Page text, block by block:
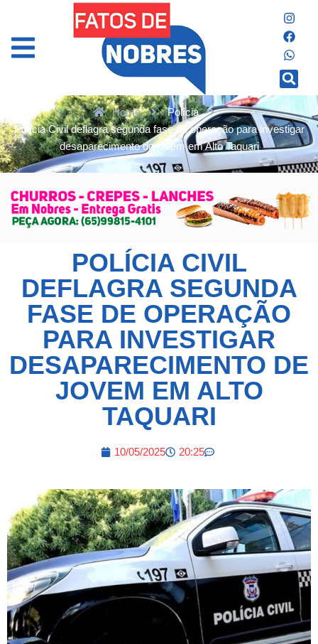
Home
Polícia
Polícia Civil deflagra segunda fase de operação para investigar
desaparecimento de jovem em Alto Taquari
POLÍCIA CIVIL
DEFLAGRA SEGUNDA
FASE DE OPERAÇÃO
PARA INVESTIGAR
DESAPARECIMENTO DE
JOVEM EM ALTO
TAQUARI
10/05/2025 20:25